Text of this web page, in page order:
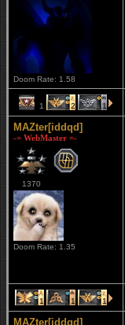
Doom Rate: 1.58
1 2 1
MAZter[iddqd]
-= WebMaster =-
1370
Doom Rate: 1.35
1 1 1
MAZter[iddqd]